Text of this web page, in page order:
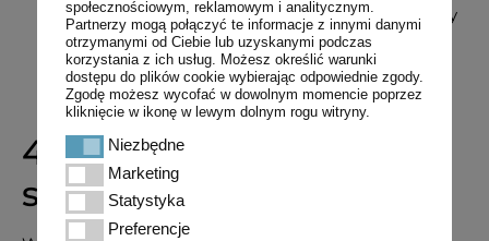
społecznościowym, reklamowym i analitycznym.
Partnerzy mogą połączyć te informacje z innymi danymi
otrzymanymi od Ciebie lub uzyskanymi podczas
korzystania z ich usług. Możesz określić warunki
dostępu do plików cookie wybierając odpowiednie zgody.
Zgodę możesz wycofać w dowolnym momencie poprzez
kliknięcie w ikonę w lewym dolnym rogu witryny.
NiezbędneNiezbędne
MarketingMarketing
StatystykaStatystyka
PreferencjePreferencje
rolniczej generuje straty. Dlatego ważne jest, aby
wybór części zamiennych nie prowadził do
nieplanowanych opóźnień w pracy. Wydajność
maszyny i jej dostępność w trakcie sezonu
rolniczego jest kluczowa.
4. Zaufany dostawca i
serwis